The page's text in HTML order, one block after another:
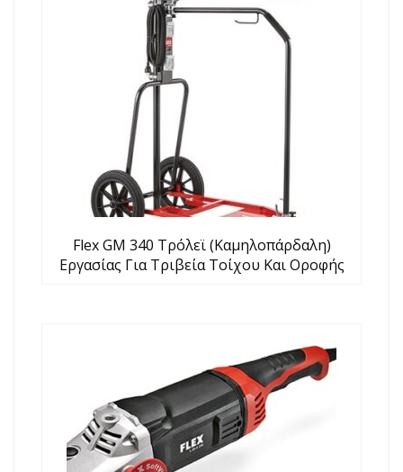
Flex GM 340 Τρόλεϊ (Καμηλοπάρδαλη)
Εργασίας Για Τριβεία Τοίχου Και Οροφής